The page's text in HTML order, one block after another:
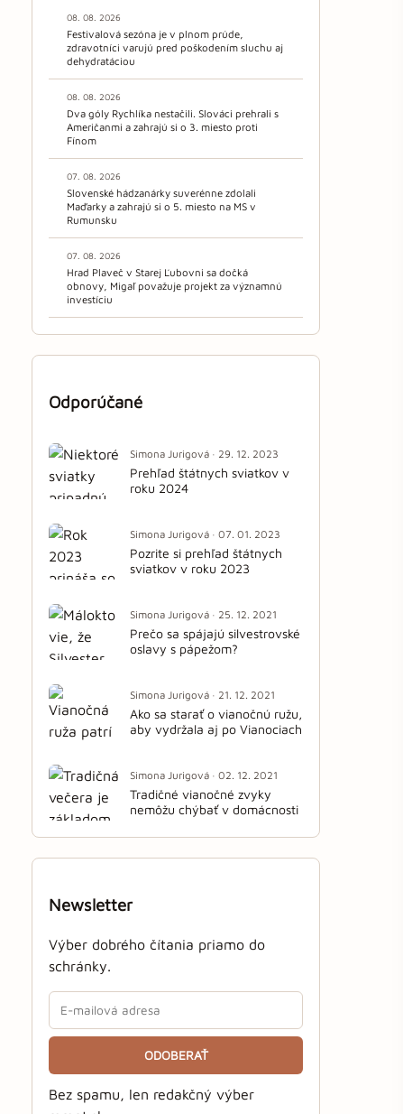
08. 08. 2026
Festivalová sezóna je v plnom prúde,
zdravotníci varujú pred poškodením sluchu aj
dehydratáciou
08. 08. 2026
Dva góly Rychlíka nestačili. Slováci prehrali s
Američanmi a zahrajú si o 3. miesto proti
Fínom
07. 08. 2026
Slovenské hádzanárky suverénne zdolali
Maďarky a zahrajú si o 5. miesto na MS v
Rumunsku
07. 08. 2026
Hrad Plaveč v Starej Ľubovni sa dočká
obnovy, Migaľ považuje projekt za významnú
investíciu
Odporúčané
Simona Jurigová · 29. 12. 2023
Prehľad štátnych sviatkov v
roku 2024
Simona Jurigová · 07. 01. 2023
Pozrite si prehľad štátnych
sviatkov v roku 2023
Simona Jurigová · 25. 12. 2021
Prečo sa spájajú silvestrovské
oslavy s pápežom?
Simona Jurigová · 21. 12. 2021
Ako sa starať o vianočnú ružu,
aby vydržala aj po Vianociach
Simona Jurigová · 02. 12. 2021
Tradičné vianočné zvyky
nemôžu chýbať v domácnosti
Newsletter
Výber dobrého čítania priamo do
schránky.
ODOBERAŤ
Bez spamu, len redakčný výber